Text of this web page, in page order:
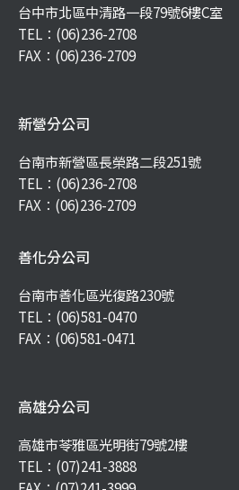
台中市北區中清路一段79號6樓C室
TEL： (06)236-2708
FAX：(06)236-2709
新營分公司
台南市新營區長榮路二段251號
TEL： (06)236-2708
FAX：(06)236-2709
善化分公司
台南市善化區光復路230號
TEL： (06)581-0470
FAX：(06)581-0471
高雄分公司
高雄市苓雅區光明街79號2樓
TEL： (07)241-3888